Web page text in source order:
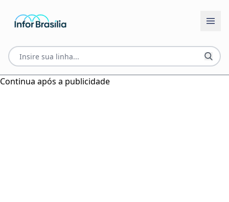
Continua após a publicidade